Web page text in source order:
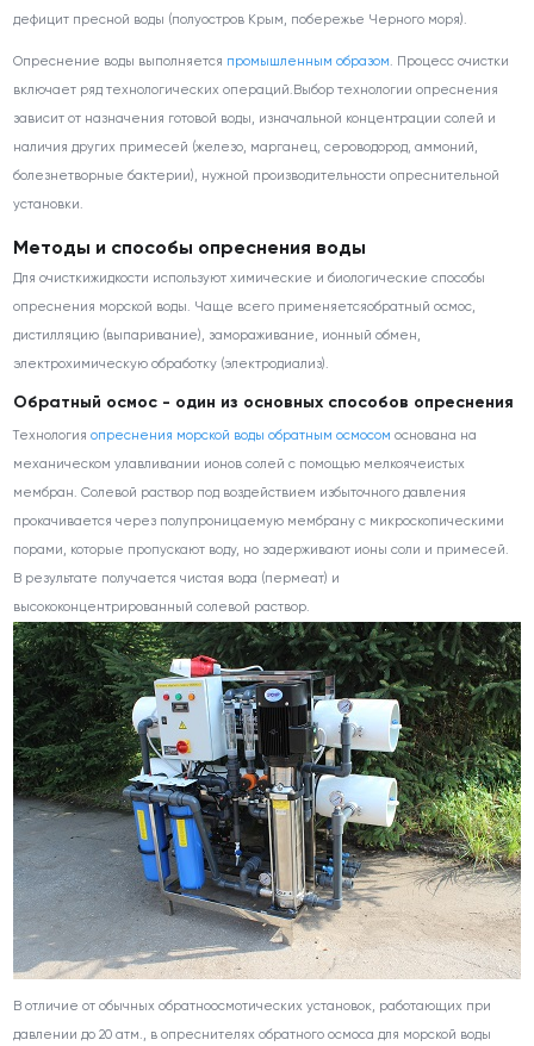
дефицит пресной воды (полуостров Крым, побережье Черного моря).
Опреснение воды выполняется промышленным образом. Процесс очистки
включает ряд технологических операций.Выбор технологии опреснения
зависит от назначения готовой воды, изначальной концентрации солей и
наличия других примесей (железо, марганец, сероводород, аммоний,
болезнетворные бактерии), нужной производительности опреснительной
установки.
Методы и способы опреснения воды
Для очисткижидкости используют химические и биологические способы
опреснения морской воды. Чаще всего применяетсяобратный осмос,
дистилляцию (выпаривание), замораживание, ионный обмен,
электрохимическую обработку (электродиализ).
Обратный осмос - один из основных способов опреснения
Технологияопреснения морской воды обратным осмосом основана на
механическом улавливании ионов солей с помощью мелкоячеистых
мембран. Солевой раствор под воздействием избыточного давления
прокачивается через полупроницаемую мембрану с микроскопическими
порами, которые пропускают воду, но задерживают ионы соли и примесей.
В результате получается чистая вода (пермеат) и
высококонцентрированный солевой раствор.
В отличие от обычных обратноосмотических установок, работающих при
давлении до 20 атм., в опреснителях обратного осмоса для морской воды